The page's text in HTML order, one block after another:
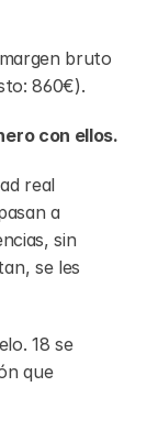
bruto
860€).
con ellos.
real
a
sin
se les
18 se
que